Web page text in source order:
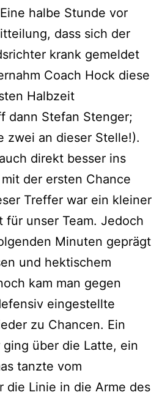
halbe Stunde vor
dass sich der
krank gemeldet
Coach Hock diese
Halbzeit
dann Stefan Stenger;
zwei an dieser Stelle!).
direkt besser ins
der ersten Chance
Treffer war ein kleiner
für unser Team. Jedoch
Minuten geprägt
und hektischem
kam man gegen
eingestellte
zu Chancen. Ein
über die Latte, ein
tanzte vom
die Linie in die Arme des